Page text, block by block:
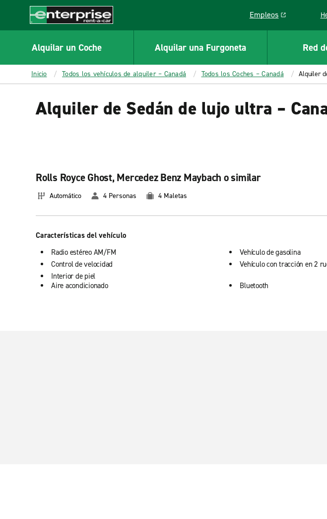
CONTENT
Enterprise
Empleos
Link opens in a new
Alquilar un Coche Alquilar una Furgoneta Red
Inicio Todos los vehículos de alquiler – Canadá Todos los Coches – Canadá Alquiler
Alquiler de Sedán de lujo ultra –
Rolls Royce Ghost, Mercedez Benz Maybach o similar
Automático 4 Personas 4 Maletas
Características del vehículo
Radio estéreo AM/FM
Control de velocidad
Interior de piel
Vehículo de gasolina
Vehículo con tracción en 2
Aire acondicionado Bluetooth